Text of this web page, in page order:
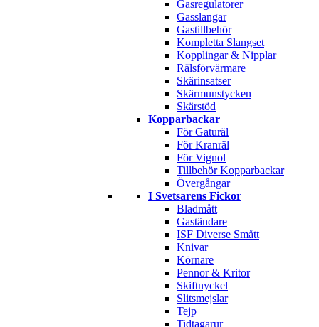
Gasregulatorer
Gasslangar
Gastillbehör
Kompletta Slangset
Kopplingar & Nipplar
Rälsförvärmare
Skärinsatser
Skärmunstycken
Skärstöd
Kopparbackar
För Gaturäl
För Kranräl
För Vignol
Tillbehör Kopparbackar
Övergångar
I Svetsarens Fickor
Bladmått
Gaständare
ISF Diverse Smått
Knivar
Körnare
Pennor & Kritor
Skiftnyckel
Slitsmejslar
Tejp
Tidtagarur